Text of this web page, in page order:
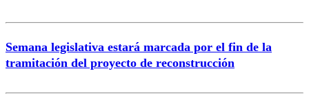
Semana legislativa estará marcada por el fin de la
tramitación del proyecto de reconstrucción